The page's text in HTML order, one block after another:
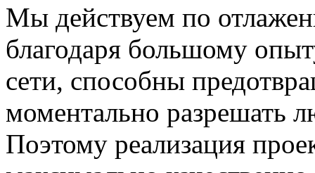
Мы действуем по
благодаря большому
сети, способны
моментально разрешать
Поэтому реализация